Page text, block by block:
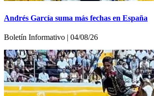
Andrés García suma más fechas en España
Boletín Informativo | 04/08/26